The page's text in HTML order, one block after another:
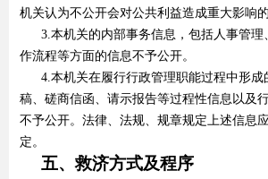
机关认为不公开会对公共利益造成重大影响
3.本机关的内部事务信息，包括人事管理
作流程等方面的信息不予公开。
4.本机关在履行行政管理职能过程中形成
稿、磋商信函、请示报告等过程性信息以及
不予公开。法律、法规、规章规定上述信息
定。
五、救济方式及程序